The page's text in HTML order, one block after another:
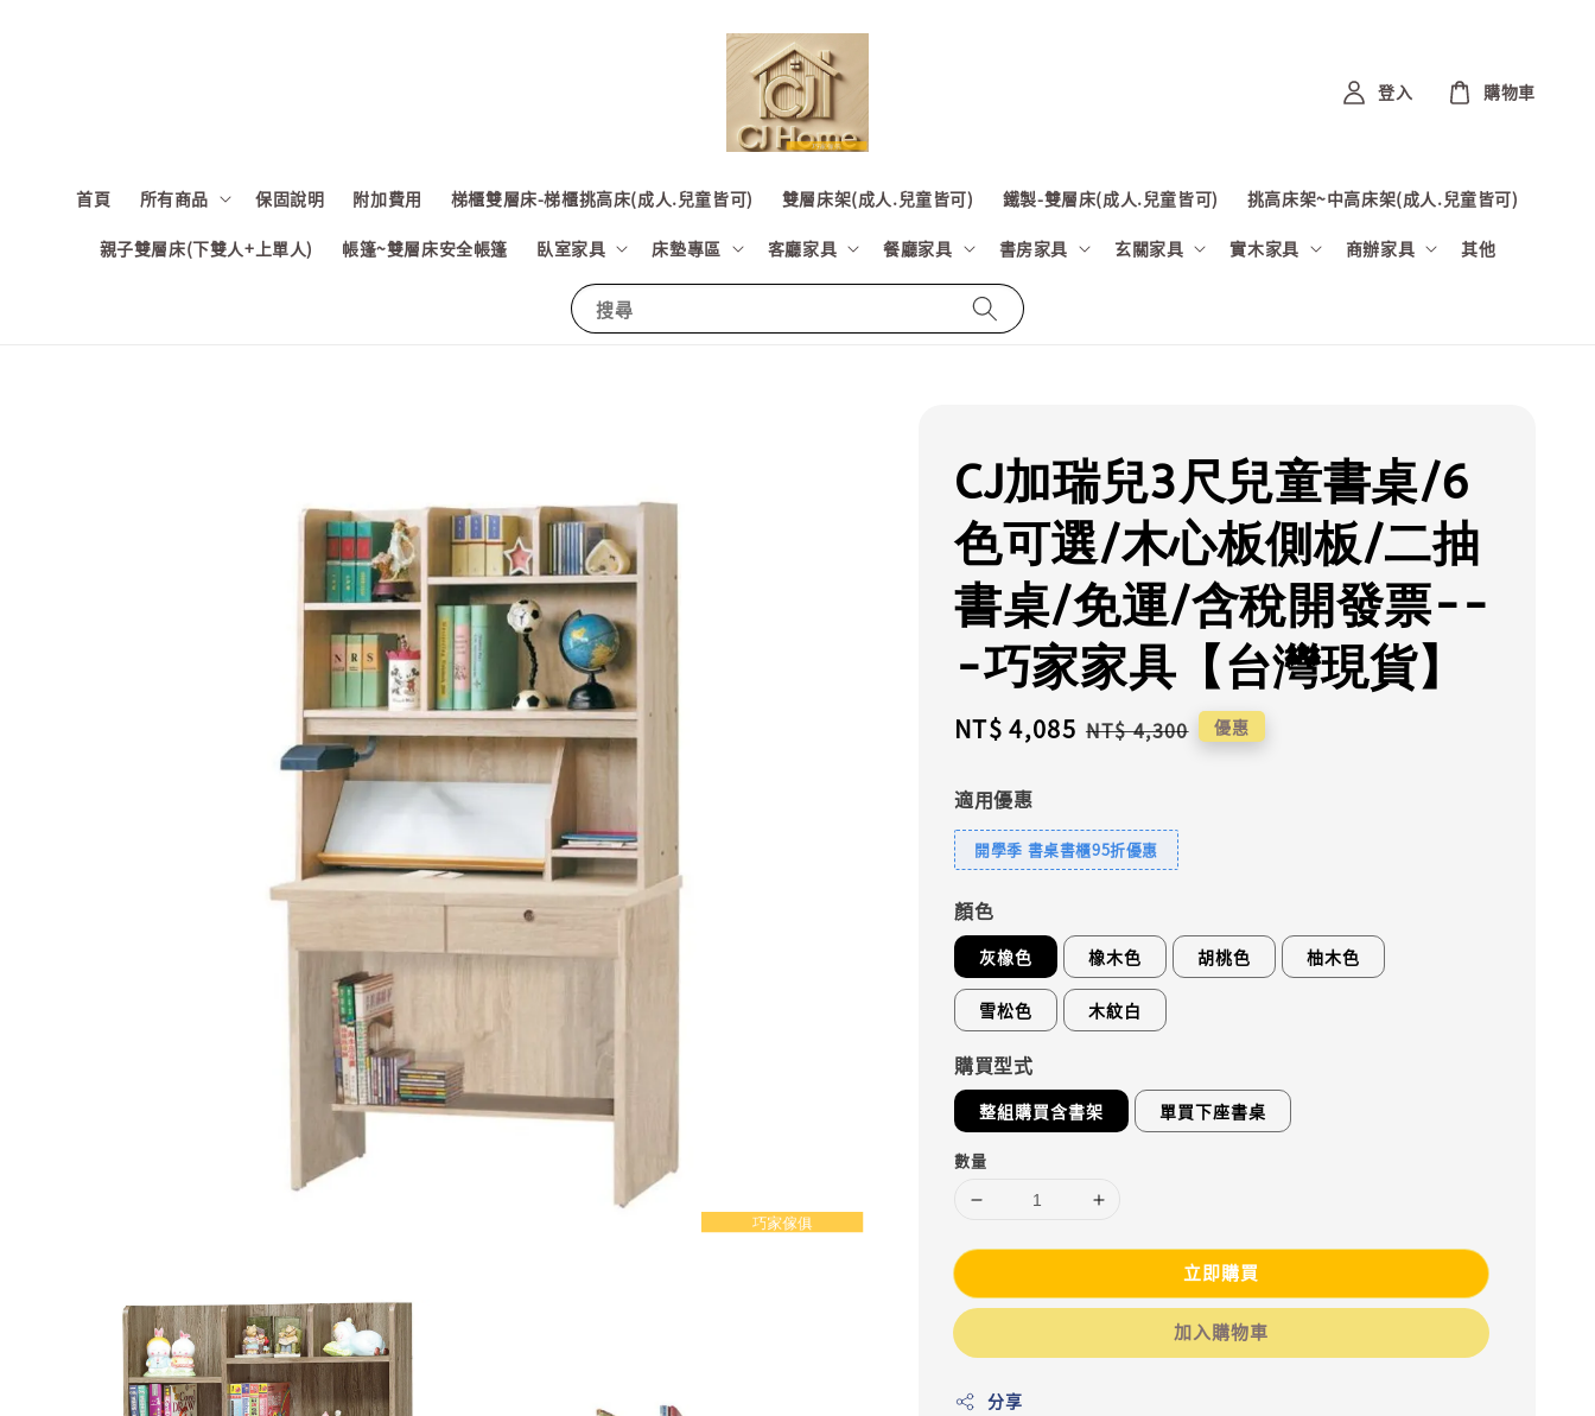
搜尋
首頁 所有商品 保固說明 附加費用 梯櫃雙層床-梯櫃挑高床(成人.兒童皆可) 雙層床架(成人.兒童皆可) 鐵製-雙層床(成人.兒童皆可) 挑高床架~中高床架(成人.兒童皆可)
親子雙層床(下雙人+上單人) 帳篷~雙層床安全帳篷 臥室家具 床墊專區 客廳家具 餐廳家具 書房家具 玄關家具 實木家具 商辦家具 其他
登入 購物車
CJ加瑞兒3尺兒童書桌/6
色可選/木心板側板/二抽
書桌/免運/含稅開發票--
-巧家家具【台灣現貨】
Sale
NT$ 4,085 Regular
NT$ 4,300 優惠
適用優惠
開學季 書桌書櫃95折優惠
顏色
灰橡色 橡木色 胡桃色 柚木色
雪松色 木紋白
購買型式
整組購買含書架 單買下座書桌
數量
立即購買
加入購物車
分享